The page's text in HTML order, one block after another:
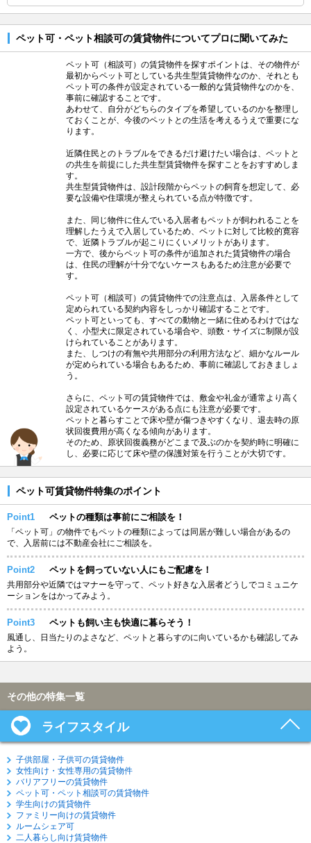
ペット可・ペット相談可の賃貸物件についてプロに聞いてみた
ペット可（相談可）の賃貸物件を探すポイントは、その物件が
最初からペット可としている共生型賃貸物件なのか、それとも
ペット可の条件が設定されている一般的な賃貸物件なのかを、
事前に確認することです。
あわせて、自分がどちらのタイプを希望しているのかを整理し
ておくことが、今後のペットとの生活を考えるうえで重要にな
ります。
近隣住民とのトラブルをできるだけ避けたい場合は、ペットと
の共生を前提にした共生型賃貸物件を探すことをおすすめしま
す。
共生型賃貸物件は、設計段階からペットの飼育を想定して、必
要な設備や住環境が整えられている点が特徴です。
また、同じ物件に住んでいる入居者もペットが飼われることを
理解したうえで入居しているため、ペットに対して比較的寛容
で、近隣トラブルが起こりにくいメリットがあります。
一方で、後からペット可の条件が追加された賃貸物件の場合
は、住民の理解が十分でないケースもあるため注意が必要で
す。
ペット可（相談可）の賃貸物件での注意点は、入居条件として
定められている契約内容をしっかり確認することです。
ペット可といっても、すべての動物と一緒に住めるわけではな
く、小型犬に限定されている場合や、頭数・サイズに制限が設
けられていることがあります。
また、しつけの有無や共用部分の利用方法など、細かなルール
が定められている場合もあるため、事前に確認しておきましょ
う。
さらに、ペット可の賃貸物件では、敷金や礼金が通常より高く
設定されているケースがある点にも注意が必要です。
ペットと暮らすことで床や壁が傷つきやすくなり、退去時の原
状回復費用が高くなる傾向があります。
そのため、原状回復義務がどこまで及ぶのかを契約時に明確に
し、必要に応じて床や壁の保護対策を行うことが大切です。
ペット可賃貸物件特集のポイント
Point1 ペットの種類は事前にご相談を！
「ペット可」の物件でもペットの種類によっては同居が難しい場合があるの
で、入居前には不動産会社にご相談を。
Point2 ペットを飼っていない人にもご配慮を！
共用部分や近隣ではマナーを守って、ペット好きな入居者どうしでコミュニケ
ーションをはかってみよう。
Point3 ペットも飼い主も快適に暮らそう！
風通し、日当たりのよさなど、ペットと暮らすのに向いているかも確認してみ
よう。
その他の特集一覧
ライフスタイル
子供部屋・子供可の賃貸物件
女性向け・女性専用の賃貸物件
バリアフリーの賃貸物件
ペット可・ペット相談可の賃貸物件
学生向けの賃貸物件
ファミリー向けの賃貸物件
ルームシェア可
二人暮らし向け賃貸物件